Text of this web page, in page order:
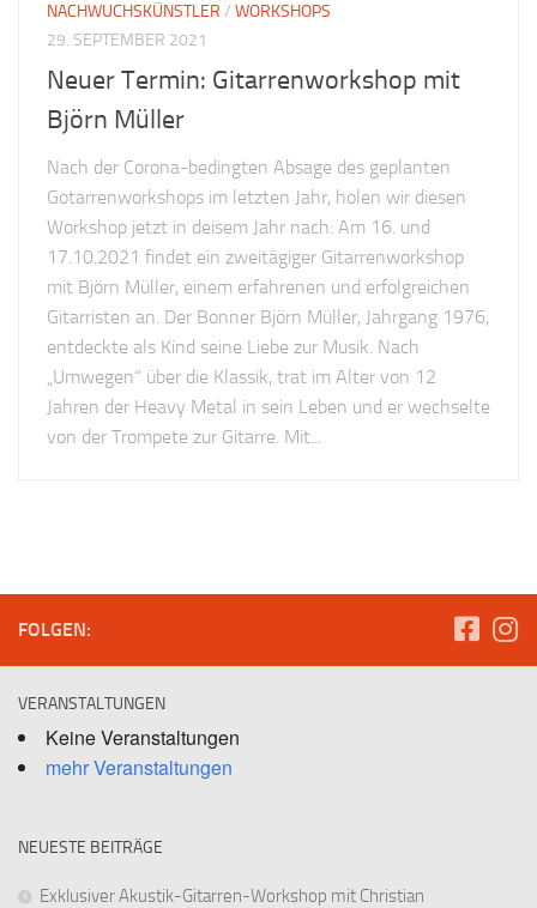
NACHWUCHSKÜNSTLER / WORKSHOPS
29. SEPTEMBER 2021
Neuer Termin: Gitarrenworkshop mit
Björn Müller
Nach der Corona-bedingten Absage des geplanten
Gotarrenworkshops im letzten Jahr, holen wir diesen
Workshop jetzt in deisem Jahr nach: Am 16. und
17.10.2021 findet ein zweitägiger Gitarrenworkshop
mit Björn Müller, einem erfahrenen und erfolgreichen
Gitarristen an. Der Bonner Björn Müller, Jahrgang 1976,
entdeckte als Kind seine Liebe zur Musik. Nach
„Umwegen“ über die Klassik, trat im Alter von 12
Jahren der Heavy Metal in sein Leben und er wechselte
von der Trompete zur Gitarre. Mit...
FOLGEN:
VERANSTALTUNGEN
Keine Veranstaltungen
mehr Veranstaltungen
NEUESTE BEITRÄGE
Exklusiver Akustik-Gitarren-Workshop mit Christian